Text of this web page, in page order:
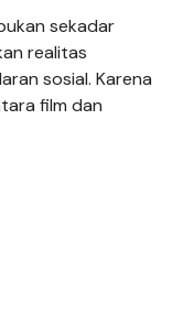
sekadar
realitas
sosial. Karena
film dan